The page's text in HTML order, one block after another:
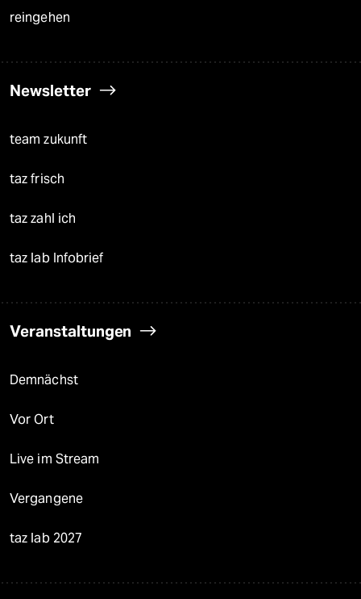
reingehen
Newsletter
team zukunft
taz frisch
taz zahl ich
taz lab Infobrief
Veranstaltungen
Demnächst
Vor Ort
Live im Stream
Vergangene
taz lab 2027